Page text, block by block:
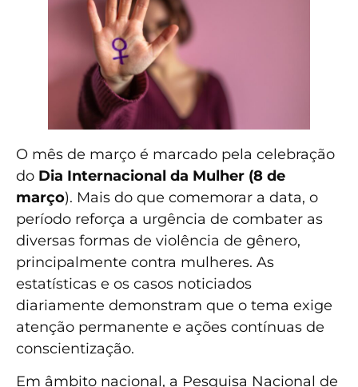
O mês de março é marcado pela celebração
do Dia Internacional da Mulher (8 de
março). Mais do que comemorar a data, o
período reforça a urgência de combater as
diversas formas de violência de gênero,
principalmente contra mulheres. As
estatísticas e os casos noticiados
diariamente demonstram que o tema exige
atenção permanente e ações contínuas de
conscientização.
Em âmbito nacional, a Pesquisa Nacional de